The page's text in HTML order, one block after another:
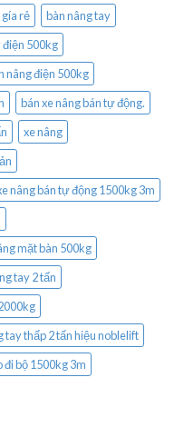
rẻ
bàn nâng tay
điện 500kg
nâng điện 500kg
bán xe nâng bán tự động.
xe nâng
nâng bán tự động 1500kg 3m
mặt bàn 500kg
tay 2 tấn
tay thấp 2 tấn hiệu noblelift
đi bộ 1500kg 3m